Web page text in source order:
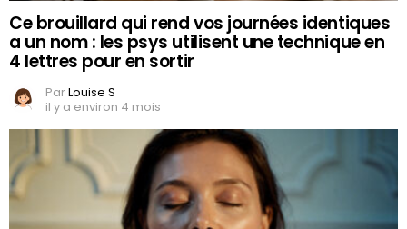
Ce brouillard qui rend vos journées identiques
a un nom : les psys utilisent une technique en
4 lettres pour en sortir
ParLouise S
il y a environ 4 mois